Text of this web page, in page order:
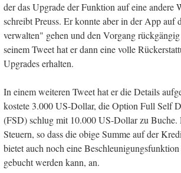
der das Upgrade der Funktion auf eine andere
schreibt Preuss. Er konnte aber in der App auf
verwalten" gehen und den Vorgang
seinem Tweet hat er dann eine volle
Upgrades erhalten.
In einem weiteren Tweet hat er die Details
kostete 3.000 US-Dollar, die Option Full Self
(FSD) schlug mit 10.000 US-Dollar zu Buche.
Steuern, so dass die obige Summe auf der
bietet auch noch eine
gebucht werden kann, an.